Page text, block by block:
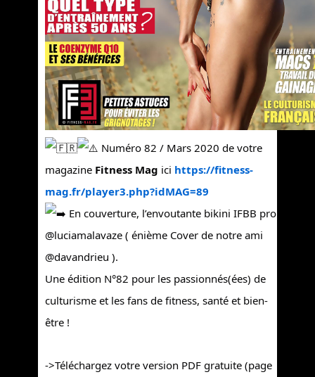
Numéro 82 / Mars 2020 de votre
magazine Fitness Mag ici https://fitness-
mag.fr/player3.php?idMAG=89
En couverture, l’envoutante bikini IFBB pro
@luciamalavaze ( énième Cover de notre ami
@davandrieu ).
Une édition N°82 pour les passionnés(ées) de
culturisme et les fans de fitness, santé et bien-
être !
->Téléchargez votre version PDF gratuite (page